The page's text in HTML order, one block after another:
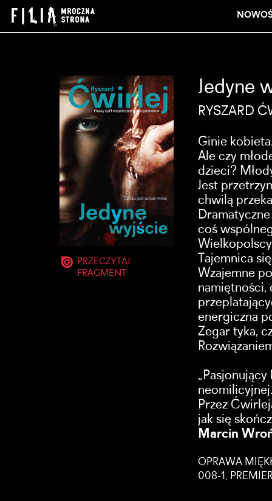
PRZECZYTAJ
FRAGMENT
Jedyne
RYSZARD
Ginie
Ale czy
dzieci?
Jest
chwilą
coś
Tajemnica
Wzajemne
namiętności,
energiczna
Zegar tyka,
neomilicyjnej.
Przez
jak się
Marcin
OPRAWA
008-1,